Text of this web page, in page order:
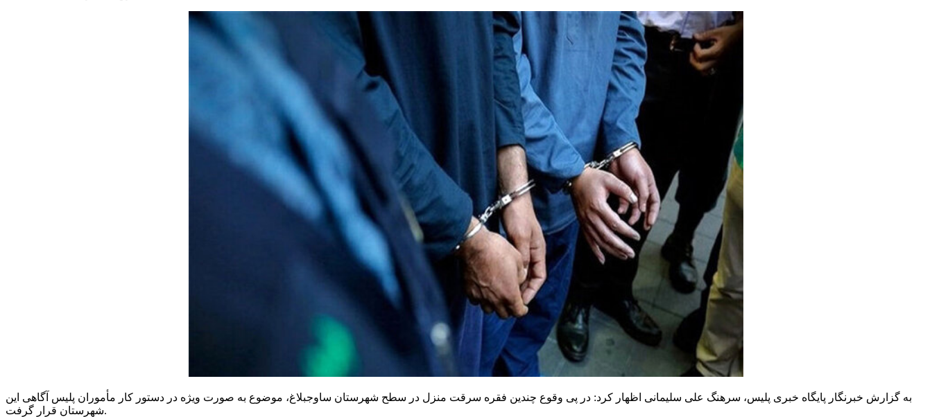
به گزارش خبرنگار پایگاه خبری پلیس، سرهنگ علی سلیمانی اظهار کرد: در پی وقوع چندین فقره سرقت منزل در سطح شهرستان ساوجبلاغ، موضوع به صورت ویژه در دستور کار مأموران پلیس آگاهی این
شهرستان قرار گرفت.